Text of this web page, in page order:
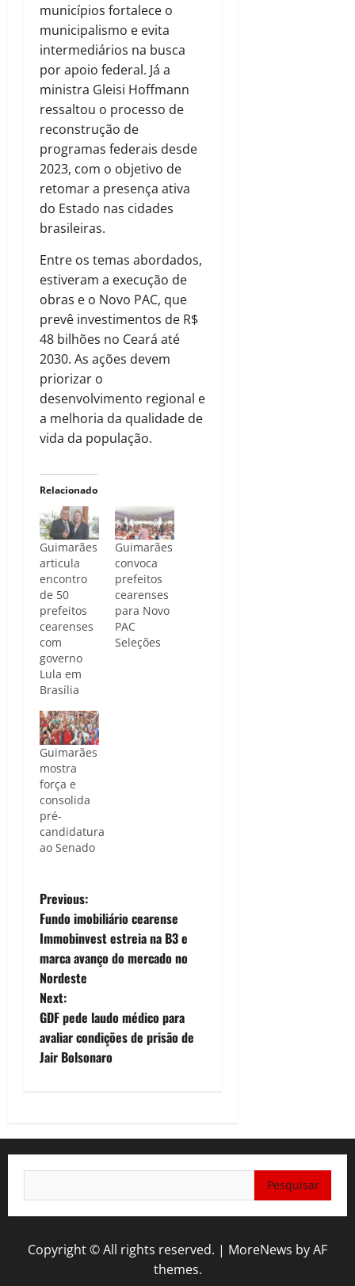
municípios fortalece o
municipalismo e evita
intermediários na busca
por apoio federal. Já a
ministra Gleisi Hoffmann
ressaltou o processo de
reconstrução de
programas federais desde
2023, com o objetivo de
retomar a presença ativa
do Estado nas cidades
brasileiras.
Entre os temas abordados,
estiveram a execução de
obras e o Novo PAC, que
prevê investimentos de R$
48 bilhões no Ceará até
2030. As ações devem
priorizar o
desenvolvimento regional e
a melhoria da qualidade de
vida da população.
Relacionado
Guimarães
articula
encontro
de 50
prefeitos
cearenses
com
governo
Lula em
Brasília
Guimarães
convoca
prefeitos
cearenses
para Novo
PAC
Seleções
Guimarães
mostra
força e
consolida
pré-
candidatura
ao Senado
P
o
s
t
n
a
i
g
a
t
Previous:
Fundo imobiliário cearense
Immobinvest estreia na B3 e
marca avanço do mercado no
Nordeste
Next:
GDF pede laudo médico para
avaliar condições de prisão de
Jair Bolsonaro
por:
Copyright © All rights reserved. | MoreNews by AF
themes.